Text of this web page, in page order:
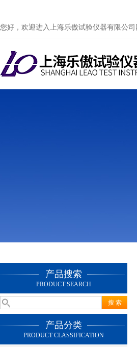
您好，欢迎进入上海乐傲试验仪器有限公司
产品搜索
PRODUCT SEARCH
产品分类
PRODUCT CLASSIFICATION